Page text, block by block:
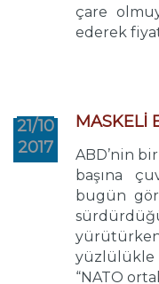
çare
ederek
21/10
2017
MASKELİ
ABD’nin
başına
bugün
“NATO